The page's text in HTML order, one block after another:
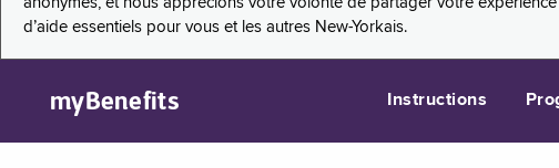
d’aide essentiels pour vous et les autres New-Yorkais.
myBenefits Instructions